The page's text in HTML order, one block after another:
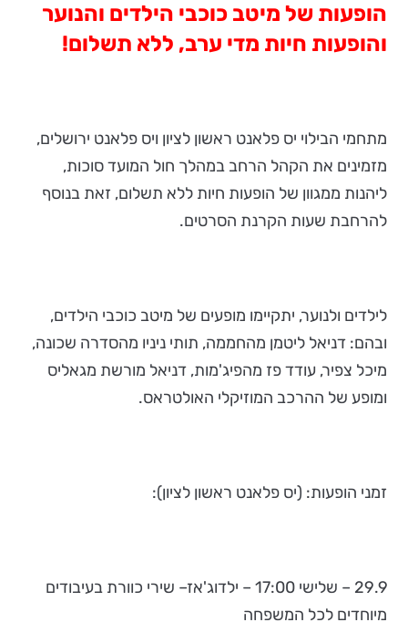
הופעות של מיטב כוכבי הילדים והנוער
והופעות חיות מדי ערב, ללא תשלום!
מתחמי הבילוי יס פלאנט ראשון לציון ויס פלאנט ירושלים,
מזמינים את הקהל הרחב במהלך חול המועד סוכות,
ליהנות ממגוון של הופעות חיות ללא תשלום, זאת בנוסף
להרחבת שעות הקרנת הסרטים.
לילדים ולנוער, יתקיימו מופעים של מיטב כוכבי הילדים,
ובהם: דניאל ליטמן מהחממה, תותי ניניו מהסדרה שכונה,
מיכל צפיר, עודד פז מהפיג'מות, דניאל מורשת מגאליס
ומופע של ההרכב המוזיקלי האולטראס.
זמני הופעות: (יס פלאנט ראשון לציון):
29.9 – שלישי 17:00 – ילדוג'אז– שירי כוורת בעיבודים
מיוחדים לכל המשפחה